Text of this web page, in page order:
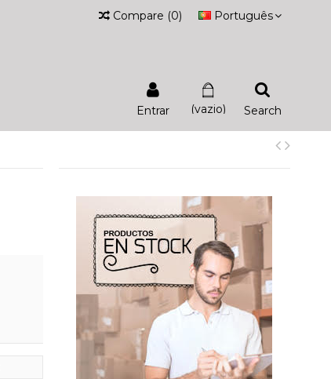
Português
Compare (0)
Search
(vazio)
Entrar